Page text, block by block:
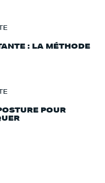
: LA MÉTHODE
POUR